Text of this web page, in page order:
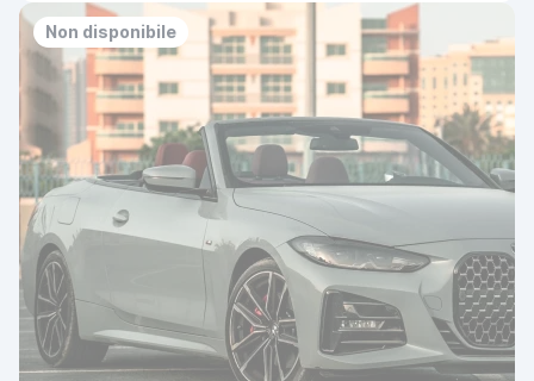
Non disponibile